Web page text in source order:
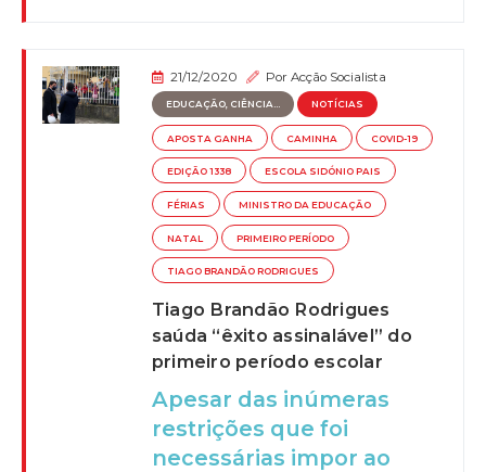
21/12/2020 PorAcção Socialista
EDUCAÇÃO, CIÊNCIA... NOTÍCIAS
APOSTA GANHA CAMINHA COVID-19
EDIÇÃO 1338 ESCOLA SIDÓNIO PAIS
FÉRIAS MINISTRO DA EDUCAÇÃO
NATAL PRIMEIRO PERÍODO
TIAGO BRANDÃO RODRIGUES
Tiago Brandão Rodrigues
saúda “êxito assinalável” do
primeiro período escolar
Apesar das inúmeras
restrições que foi
necessárias impor ao